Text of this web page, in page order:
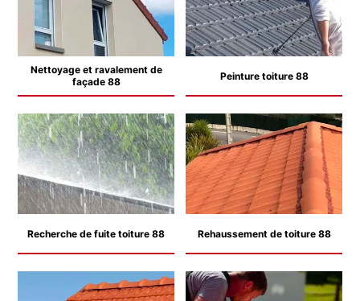
Nettoyage et ravalement de
façade 88
Peinture toiture 88
Recherche de fuite toiture 88 Rehaussement de toiture 88